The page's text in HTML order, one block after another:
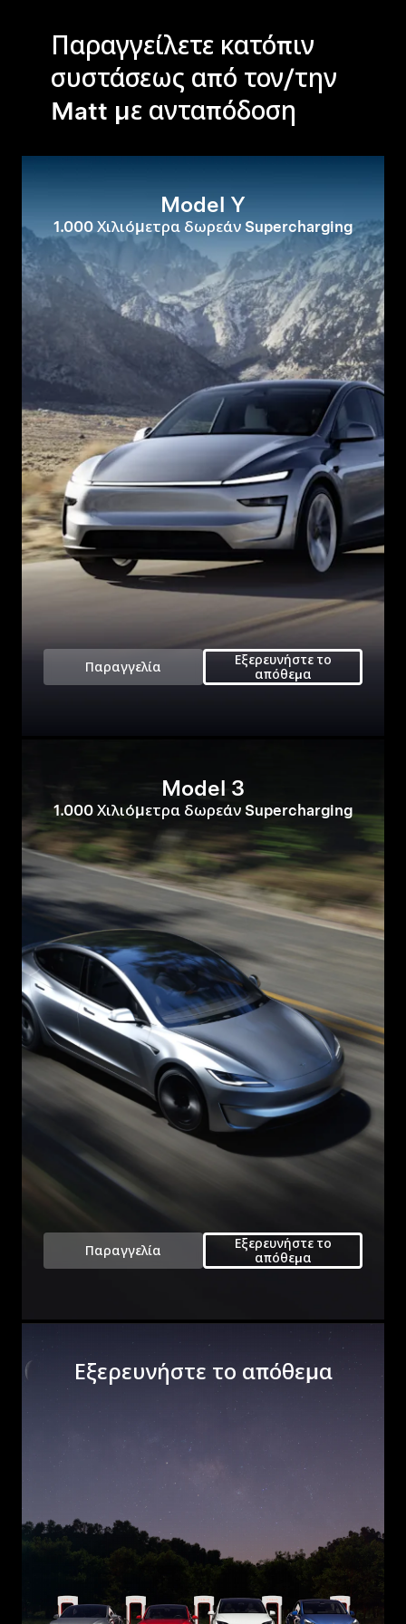
Παραγγείλετε κατόπιν
συστάσεως από τον/την
Matt με ανταπόδοση
Model Y
1.000 Χιλιόμετρα δωρεάν Supercharging
Παραγγελία
Εξερευνήστε το
απόθεμα
Model 3
1.000 Χιλιόμετρα δωρεάν Supercharging
Παραγγελία
Εξερευνήστε το
απόθεμα
Εξερευνήστε το απόθεμα